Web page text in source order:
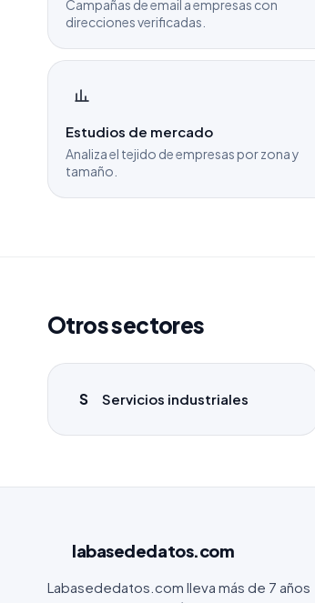
Campañas de email a empresas con
direcciones verificadas.
Estudios de mercado
Analiza el tejido de empresas por zona y
tamaño.
Otros sectores
S Servicios industriales
labasededatos.com
Labasededatos.com lleva más de 7 años